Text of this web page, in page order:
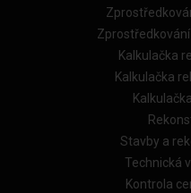
Kalkulačka
Kalkulačka
Stavby a
Technická
Kontrola